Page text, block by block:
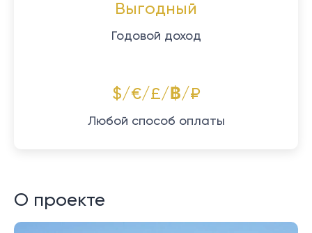
Выгодный
Годовой доход
$/€/£/฿/₽
Любой способ оплаты
О проекте